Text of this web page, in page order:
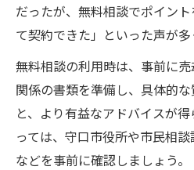
だったが、無料相談でポイン
て契約できた」といった声が多
無料相談の利用時は、事前に
関係の書類を準備し、具体的
と、より有益なアドバイスが
っては、守口市役所や市民相
などを事前に確認しましょう。